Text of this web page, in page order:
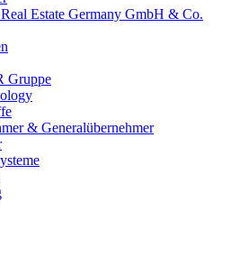
Estate Germany GmbH & Co.
Gruppe
& Generalübernehmer